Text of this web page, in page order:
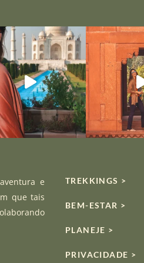
e
que tais
TREKKINGS >
BEM-ESTAR >
PLANEJE >
PRIVACIDADE >